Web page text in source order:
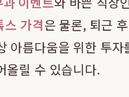
스 가격은 물론, 퇴근
름다움을 위한 투
올릴 수 있습니다.